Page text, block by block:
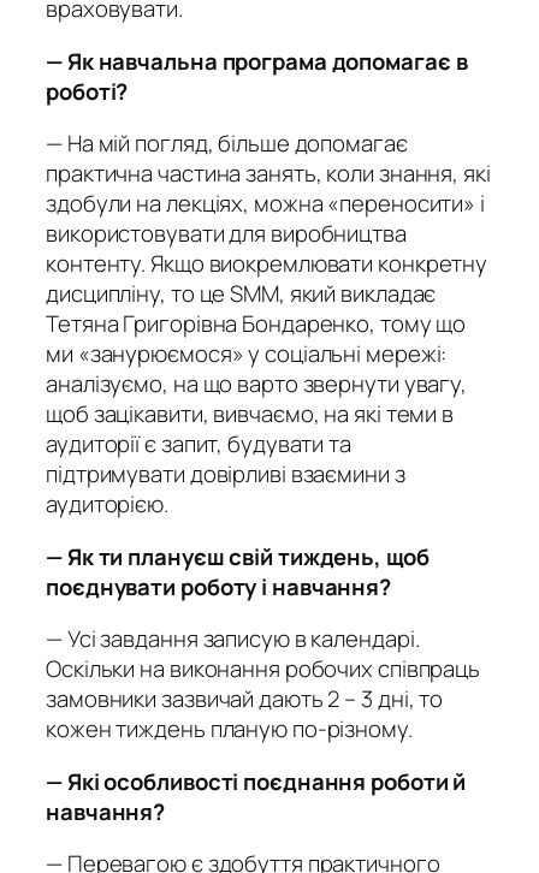
враховувати.
— Як навчальна програма допомагає в
роботі?
— На мій погляд, більше допомагає
практична частина занять, коли знання, які
здобули на лекціях, можна «переносити» і
використовувати для виробництва
контенту. Якщо виокремлювати конкретну
дисципліну, то це SMM, який викладає
Тетяна Григорівна Бондаренко, тому що
ми «занурюємося» у соціальні мережі:
аналізуємо, на що варто звернути увагу,
щоб зацікавити, вивчаємо, на які теми в
аудиторії є запит, будувати та
підтримувати довірливі взаємини з
аудиторією.
— Як ти плануєш свій тиждень, щоб
поєднувати роботу і навчання?
— Усі завдання записую в календарі.
Оскільки на виконання робочих співпраць
замовники зазвичай дають 2 – 3 дні, то
кожен тиждень планую по-різному.
— Які особливості поєднання роботи й
навчання?
— Перевагою є здобуття практичного